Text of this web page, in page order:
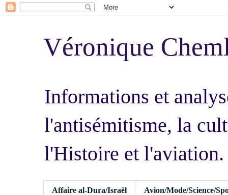
Véronique
Informations et
l'antisémitisme, la
l'Histoire et l'aviation.
Affaire al-Dura/Israël Avion/Mode/Science/